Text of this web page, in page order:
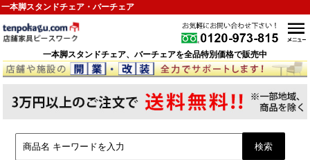
一本脚スタンドチェア・バーチェア
一本脚スタンドチェア、バーチェアを全品特別価格で販売中